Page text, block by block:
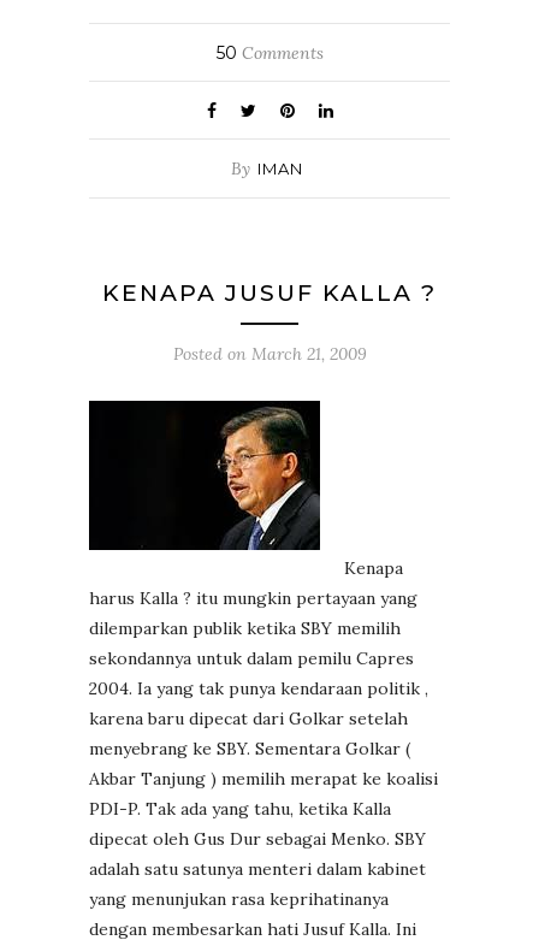
50 Comments
By IMAN
KENAPA JUSUF KALLA ?
Posted on March 21, 2009
Kenapa
harus Kalla ? itu mungkin pertayaan yang
dilemparkan publik ketika SBY memilih
sekondannya untuk dalam pemilu Capres
2004. Ia yang tak punya kendaraan politik ,
karena baru dipecat dari Golkar setelah
menyebrang ke SBY. Sementara Golkar (
Akbar Tanjung ) memilih merapat ke koalisi
PDI-P. Tak ada yang tahu, ketika Kalla
dipecat oleh Gus Dur sebagai Menko. SBY
adalah satu satunya menteri dalam kabinet
yang menunjukan rasa keprihatinanya
dengan membesarkan hati Jusuf Kalla. Ini